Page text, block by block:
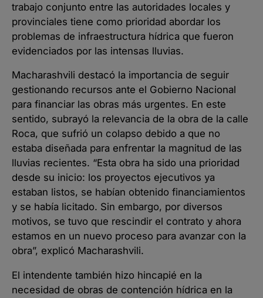
trabajo conjunto entre las autoridades locales y
provinciales tiene como prioridad abordar los
problemas de infraestructura hídrica que fueron
evidenciados por las intensas lluvias.
Macharashvili destacó la importancia de seguir
gestionando recursos ante el Gobierno Nacional
para financiar las obras más urgentes. En este
sentido, subrayó la relevancia de la obra de la calle
Roca, que sufrió un colapso debido a que no
estaba diseñada para enfrentar la magnitud de las
lluvias recientes. “Esta obra ha sido una prioridad
desde su inicio: los proyectos ejecutivos ya
estaban listos, se habían obtenido financiamientos
y se había licitado. Sin embargo, por diversos
motivos, se tuvo que rescindir el contrato y ahora
estamos en un nuevo proceso para avanzar con la
obra”, explicó Macharashvili.
El intendente también hizo hincapié en la
necesidad de obras de contención hídrica en la